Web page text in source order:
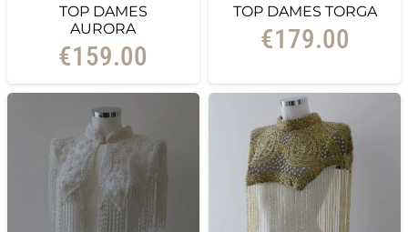
TOP DAMES
AURORA
€159.00
TOP DAMES TORGA
€179.00